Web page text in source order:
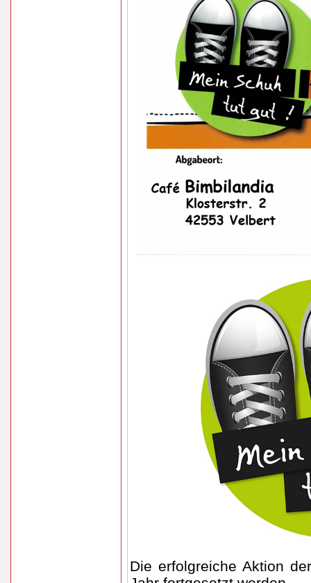
Die erfolgreiche Aktion